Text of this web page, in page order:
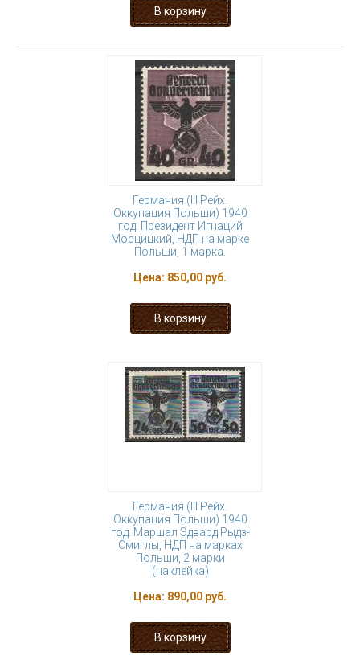
Германия (III Рейх.
Оккупация Польши) 1940
год. Президент Игнаций
Мосцицкий, НДП на марке
Польши, 1 марка.
Цена: 850,00 руб.
Германия (III Рейх.
Оккупация Польши) 1940
год. Маршал Эдвард Рыдз-
Смиглы, НДП на марках
Польши, 2 марки
(наклейка)
Цена: 890,00 руб.